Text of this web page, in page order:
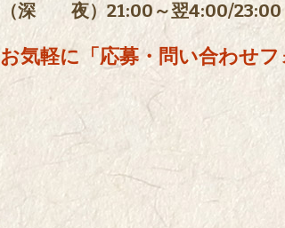
（深 夜）21:00～翌4:00/23:00
お気軽に「応募・問い合わせフ